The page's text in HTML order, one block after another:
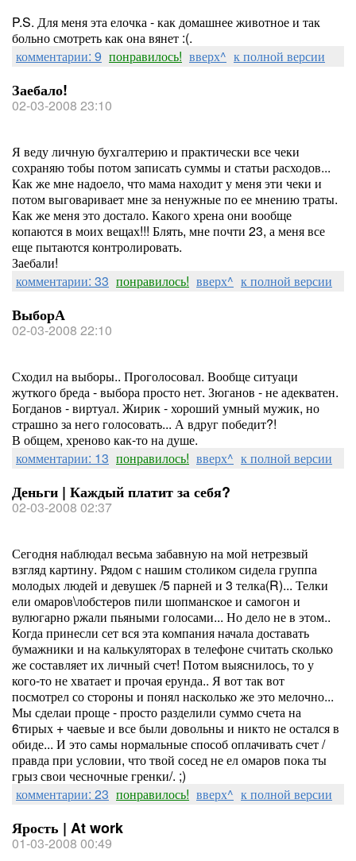
P.S. Для меня эта елочка - как домашнее животное и так
больно смотреть как она вянет :(.
комментарии: 9 понравилось! вверх^ к полной версии
Заебало!
02-03-2008 23:10
Я веду личную бухгалтерию и практически все чеки
сохраняю тобы потом записать суммы и статьи расходов...
Как же мне надоело, что мама находит у меня эти чеки и
потом выговаривает мне за ненужные по ее мнению траты.
Как же меня это достало. Какого хрена они вообще
копаются в моих вещах!!! Блять, мне почти 23, а меня все
еще пытаются контролировать.
Заебали!
комментарии: 33 понравилось! вверх^ к полной версии
ВыборА
02-03-2008 22:10
Сходил на выборы.. Проголосовал. Вообще ситуаци
жуткого бреда - выбора просто нет. Зюганов - не адекватен.
Богданов - виртуал. Жирик - хороший умный мужик, но
страшно за него голосовать... А вдруг победит?!
В общем, хреново как-то на душе.
комментарии: 13 понравилось! вверх^ к полной версии
Деньги | Каждый платит за себя?
02-03-2008 02:37
Сегодня наблюдал весьма забавную на мой нетрезвый
взгляд картину. Рядом с нашим столиком сидела группа
молодых людей и девушек /5 парней и 3 телка(R)... Телки
ели омаров\лобстеров пили шопманское и самогон и
вулюгарно ржали пьяными голосами... Но дело не в этом..
Когда принесли сет вся эта компания начала доставать
бумажники и на калькуляторах в телефоне считать сколько
же составляет их личный счет! Потом выяснилось, то у
кого-то не хватает и прочая ерунда.. Я вот так вот
посмотрел со стороны и понял насколько же это мелочно...
Мы сделаи проще - просто разделили суммо счета на
6тирых + чаевые и все были довольны и никто не остался в
обиде... И это самы нормальные способ оплачивать счет /
правда при условии, что твой сосед не ел омаров пока ты
грыз свои чесночные гренки/. ;)
комментарии: 23 понравилось! вверх^ к полной версии
Ярость | At work
01-03-2008 00:49